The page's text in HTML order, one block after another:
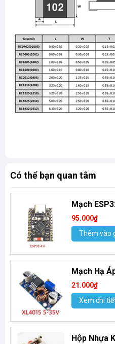
Có thể bạn quan tâm
Mạch
95.000₫
Thêm vào
Mạch Hạ
21.000₫
Xem chi
Hộp Nhựa